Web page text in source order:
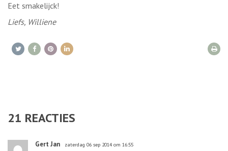
Eet smakelijck!
Liefs, Williene
21 REACTIES
Gert Jan zaterdag 06 sep 2014 om 16:55